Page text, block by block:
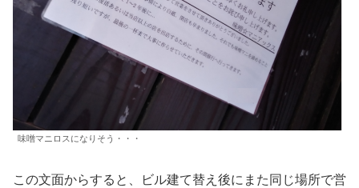
味噌マニロスになりそう・・・
この文面からすると、ビル建て替え後にまた同じ場所で営